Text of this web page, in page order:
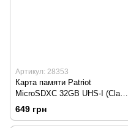
Артикул: 28353
Карта памяти Patriot
MicroSDXC 32GB UHS-I (Class
10) LX Series
649 грн